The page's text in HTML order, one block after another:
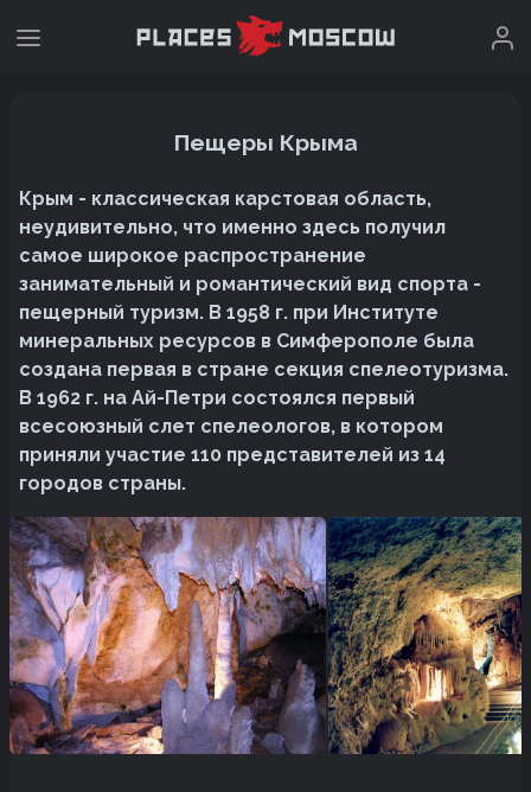
Пещеры Крыма
Крым - классическая карстовая область,
неудивительно, что именно здесь получил
самое широкое распространение
занимательный и романтический вид спорта -
пещерный туризм. В 1958 г. при Институте
минеральных ресурсов в Симферополе была
создана первая в стране секция спелеотуризма.
В 1962 г. на Ай-Петри состоялся первый
всесоюзный слет спелеологов, в котором
приняли участие 110 представителей из 14
городов страны.